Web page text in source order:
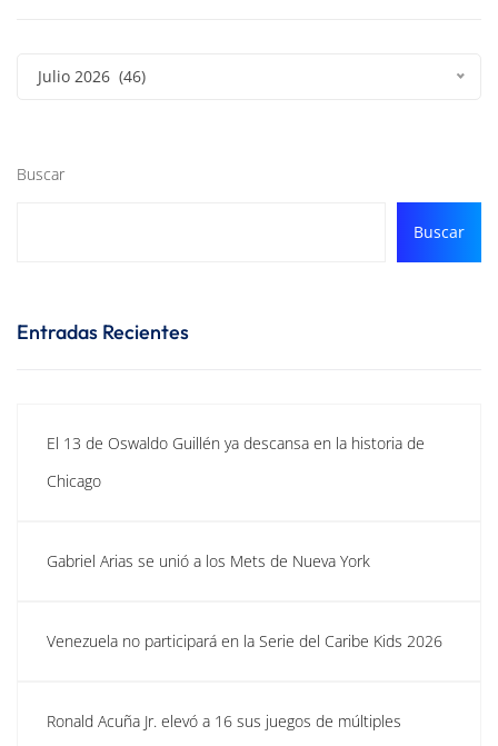
Julio 2026 (46)
Buscar
Buscar
Entradas Recientes
El 13 de Oswaldo Guillén ya descansa en la historia de
Chicago
Gabriel Arias se unió a los Mets de Nueva York
Venezuela no participará en la Serie del Caribe Kids 2026
Ronald Acuña Jr. elevó a 16 sus juegos de múltiples